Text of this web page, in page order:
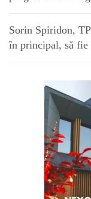
Sorin Spiridon,
în principal, să fie